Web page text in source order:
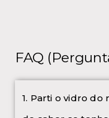
FAQ
1. Parti o vidro